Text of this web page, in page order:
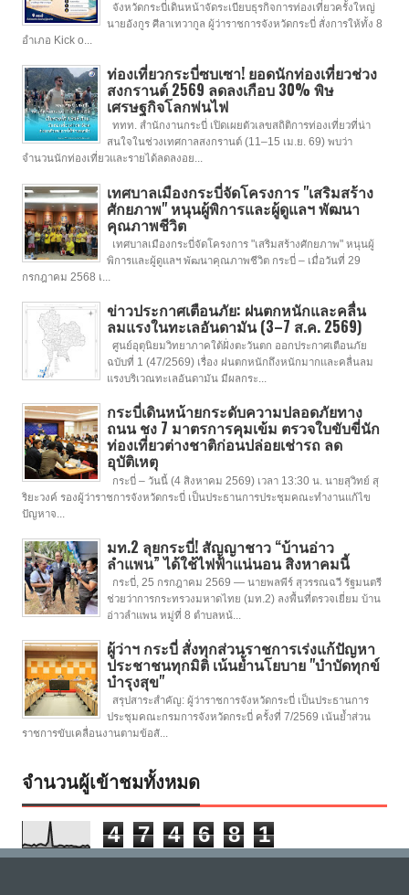
จังหวัดกระบี่เดินหน้าจัดระเบียบธุรกิจการท่องเที่ยวครั้งใหญ่
นายอังกูร ศีลาเทวากูล ผู้ว่าราชการจังหวัดกระบี่ สั่งการให้ทั้ง 8
อำเภอ Kick o...
ท่องเที่ยวกระบี่ซบเซา! ยอดนักท่องเที่ยวช่วง
สงกรานต์ 2569 ลดลงเกือบ 30% พิษ
เศรษฐกิจโลกพ่นไฟ
ททท. สำนักงานกระบี่ เปิดเผยตัวเลขสถิติการท่องเที่ยวที่น่า
สนใจในช่วงเทศกาลสงกรานต์ (11–15 เม.ย. 69) พบว่า
จำนวนนักท่องเที่ยวและรายได้ลดลงอย...
เทศบาลเมืองกระบี่จัดโครงการ "เสริมสร้าง
ศักยภาพ" หนุนผู้พิการและผู้ดูแลฯ พัฒนา
คุณภาพชีวิต
เทศบาลเมืองกระบี่จัดโครงการ "เสริมสร้างศักยภาพ" หนุนผู้
พิการและผู้ดูแลฯ พัฒนาคุณภาพชีวิต กระบี่ – เมื่อวันที่ 29
กรกฎาคม 2568 เ...
ข่าวประกาศเตือนภัย: ฝนตกหนักและคลื่น
ลมแรงในทะเลอันดามัน (3–7 ส.ค. 2569)
ศูนย์อุตุนิยมวิทยาภาคใต้ฝั่งตะวันตก ออกประกาศเตือนภัย
ฉบับที่ 1 (47/2569) เรื่อง ฝนตกหนักถึงหนักมากและคลื่นลม
แรงบริเวณทะเลอันดามัน มีผลกระ...
กระบี่เดินหน้ายกระดับความปลอดภัยทาง
ถนน ชง 7 มาตรการคุมเข้ม ตรวจใบขับขี่นัก
ท่องเที่ยวต่างชาติก่อนปล่อยเช่ารถ ลด
อุบัติเหตุ
กระบี่ – วันนี้ (4 สิงหาคม 2569) เวลา 13:30 น. นายสุวิทย์ สุ
ริยะวงค์ รองผู้ว่าราชการจังหวัดกระบี่ เป็นประธานการประชุมคณะทำงานแก้ไข
ปัญหาจ...
มท.2 ลุยกระบี่! สัญญาชาว “บ้านอ่าว
ลำแพน” ได้ใช้ไฟฟ้าแน่นอน สิงหาคมนี้
กระบี่, 25 กรกฎาคม 2569 — นายพลพีร์ สุวรรณฉวี รัฐมนตรี
ช่วยว่าการกระทรวงมหาดไทย (มท.2) ลงพื้นที่ตรวจเยี่ยม บ้าน
อ่าวลำแพน หมู่ที่ 8 ตำบลหน้...
ผู้ว่าฯ กระบี่ สั่งทุกส่วนราชการเร่งแก้ปัญหา
ประชาชนทุกมิติ เน้นย้ำนโยบาย "บำบัดทุกข์
บำรุงสุข"
สรุปสาระสำคัญ: ผู้ว่าราชการจังหวัดกระบี่ เป็นประธานการ
ประชุมคณะกรมการจังหวัดกระบี่ ครั้งที่ 7/2569 เน้นย้ำส่วน
ราชการขับเคลื่อนงานตามข้อสั...
จำนวนผู้เข้าชมทั้งหมด
4 7 4 6 8 1